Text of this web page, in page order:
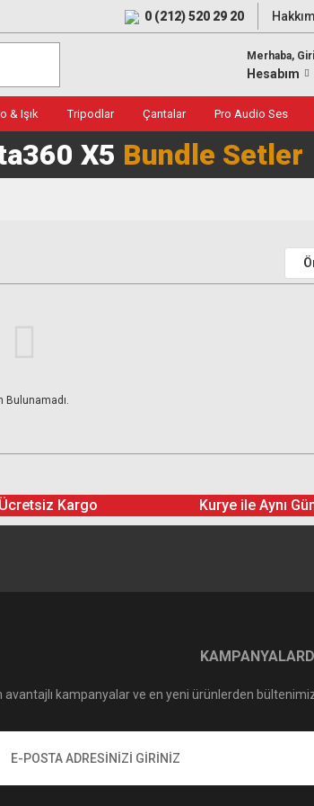
0 (212) 520 29 20
Merhaba,
Hesabım
& Işık Tripodlar Çantalar Pro Audio Ses
X5 Bundle Setler
Bulunamadı.
Kargo Kurye ile Aynı
avantajlı kampanyalar ve en yeni ürünlerden